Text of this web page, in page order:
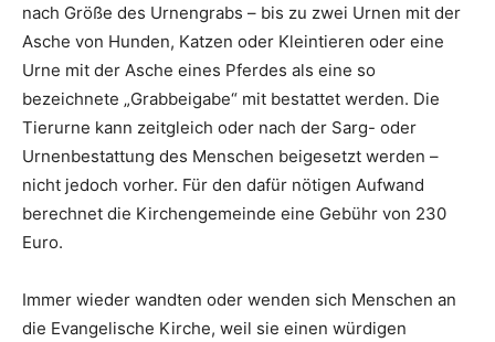
nach Größe des Urnengrabs – bis zu zwei Urnen mit der
Asche von Hunden, Katzen oder Kleintieren oder eine
Urne mit der Asche eines Pferdes als eine so
bezeichnete „Grabbeigabe“ mit bestattet werden. Die
Tierurne kann zeitgleich oder nach der Sarg- oder
Urnenbestattung des Menschen beigesetzt werden –
nicht jedoch vorher. Für den dafür nötigen Aufwand
berechnet die Kirchengemeinde eine Gebühr von 230
Euro.
Immer wieder wandten oder wenden sich Menschen an
die Evangelische Kirche, weil sie einen würdigen